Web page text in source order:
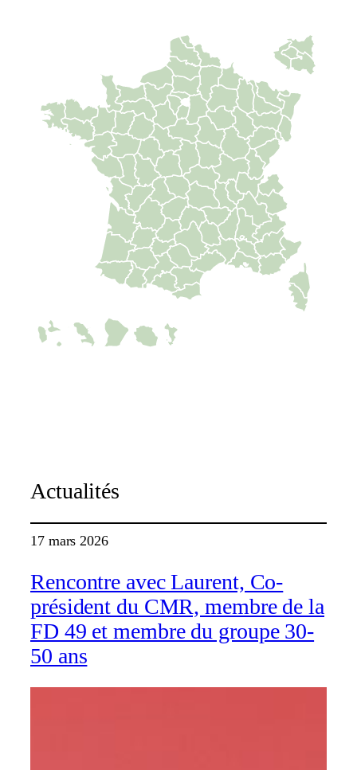
Actualités
17 mars 2026
Rencontre avec Laurent, Co-
président du CMR, membre de la
FD 49 et membre du groupe 30-
50 ans